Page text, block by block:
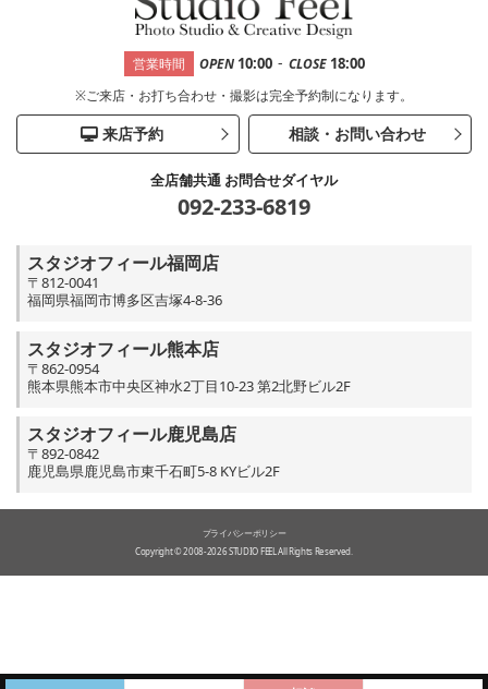
営業時間 OPEN 10:00 - CLOSE 18:00
※ご来店・お打ち合わせ・撮影は完全予約制になります。
来店予約 相談・お問い合わせ
全店舗共通 お問合せダイヤル
092-233-6819
スタジオフィール福岡店
〒812-0041
福岡県福岡市博多区吉塚4-8-36
スタジオフィール熊本店
〒862-0954
熊本県熊本市中央区神水2丁目10-23 第2北野ビル2F
スタジオフィール鹿児島店
〒892-0842
鹿児島県鹿児島市東千石町5-8 KYビル2F
プライバシーポリシー
Copyright © 2008-2026 STUDIO FEEL All Rights Reserved.